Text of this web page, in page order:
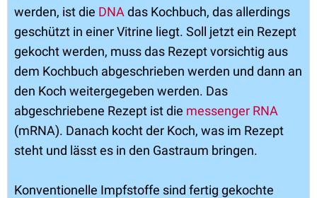
werden, ist die DNA das Kochbuch, das allerdings
geschützt in einer Vitrine liegt. Soll jetzt ein Rezept
gekocht werden, muss das Rezept vorsichtig aus
dem Kochbuch abgeschrieben werden und dann an
den Koch weitergegeben werden. Das
abgeschriebene Rezept ist die messenger RNA
(mRNA). Danach kocht der Koch, was im Rezept
steht und lässt es in den Gastraum bringen.
Konventionelle Impfstoffe sind fertig gekochte